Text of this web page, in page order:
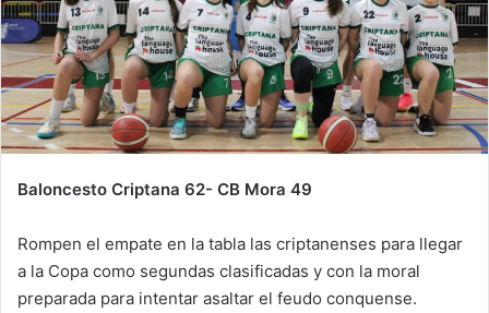
Baloncesto Criptana 62- CB Mora 49
Rompen el empate en la tabla las criptanenses para llegar
a la Copa como segundas clasificadas y con la moral
preparada para intentar asaltar el feudo conquense.